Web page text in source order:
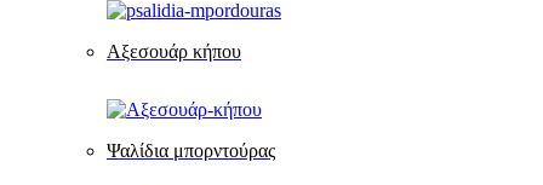
Αξεσουάρ κήπου
Ψαλίδια μπορντούρας